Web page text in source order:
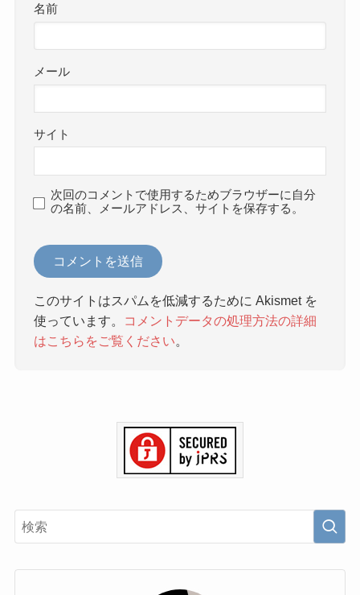
名前
メール
サイト
次回のコメントで使用するためブラウザーに自分
の名前、メールアドレス、サイトを保存する。
このサイトはスパムを低減するために Akismet を
使っています。
コメントデータの処理方法の詳細
はこちらをご覧ください。